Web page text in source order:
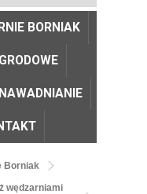
BORNIAK
NAWADNIANIE
Borniak
wędzarniami